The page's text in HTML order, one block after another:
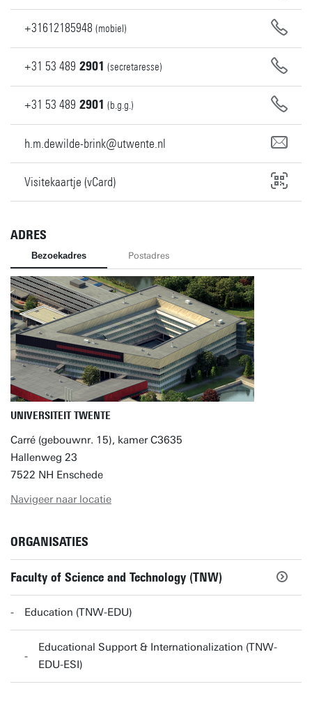
+31612185948 (mobiel)
+31 53 489 2901 (secretaresse)
+31 53 489 2901 (b.g.g.)
h.m.dewilde-brink@utwente.nl
Visitekaartje (vCard)
ADRES
Bezoekadres Postadres
UNIVERSITEIT TWENTE
Carré (gebouwnr. 15), kamer C3635
Hallenweg 23
7522 NH Enschede
Navigeer naar locatie
ORGANISATIES
Faculty of Science and Technology (TNW)
Education (TNW-EDU)
Educational Support & Internationalization (TNW-
EDU-ESI)